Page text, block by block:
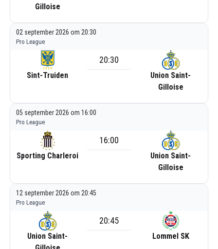
Gilloise
02 september 2026 om 20:30
Pro League
Sint-Truiden
20:30
Union Saint-
Gilloise
05 september 2026 om 16:00
Pro League
Sporting Charleroi
16:00
Union Saint-
Gilloise
12 september 2026 om 20:45
Pro League
Union Saint-
20:45
Lommel SK